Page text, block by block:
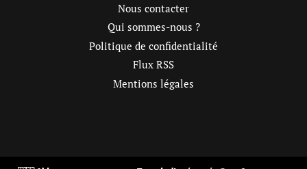
Nous contacter
Qui sommes-nous ?
Politique de confidentialité
Flux RSS
Mentions légales